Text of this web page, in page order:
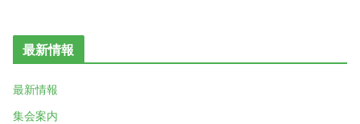
最新情報
最新情報
集会案内